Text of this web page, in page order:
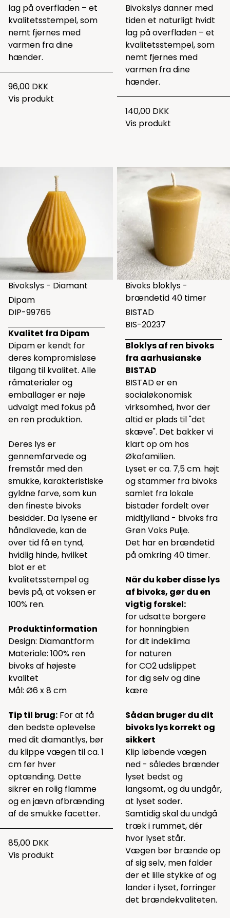
lag på overfladen – et
kvalitetsstempel, som
nemt fjernes med
varmen fra dine
hænder.
96,00 DKK
Vis produkt
Bivokslys danner med
tiden et naturligt hvidt
lag på overfladen – et
kvalitetsstempel, som
nemt fjernes med
varmen fra dine
hænder.
140,00 DKK
Vis produkt
Bivokslys - Diamant
Dipam
DIP-99765
Kvalitet fra Dipam
Dipam er kendt for
deres kompromisløse
tilgang til kvalitet. Alle
råmaterialer og
emballager er nøje
udvalgt med fokus på
en ren produktion.
Deres lys er
gennemfarvede og
fremstår med den
smukke, karakteristiske
gyldne farve, som kun
den fineste bivoks
besidder. Da lysene er
håndlavede, kan de
over tid få en tynd,
hvidlig hinde, hvilket
blot er et
kvalitetsstempel og
bevis på, at voksen er
100% ren.
Produktinformation
Design: Diamantform
Materiale: 100% ren
bivoks af højeste
kvalitet
Mål: Ø6 x 8 cm
Tip til brug: For at få
den bedste oplevelse
med dit diamantlys, bør
du klippe vægen til ca. 1
cm før hver
optænding. Dette
sikrer en rolig flamme
og en jævn afbrænding
af de smukke facetter.
85,00 DKK
Vis produkt
Bivoks bloklys -
brændetid 40 timer
BISTAD
BIS-20237
Bloklys af ren bivoks
fra aarhusianske
BISTAD
BISTAD er en
socialøkonomisk
virksomhed, hvor der
altid er plads til "det
skæve". Det bakker vi
klart op om hos
Økofamilien.
Lyset er ca. 7,5 cm. højt
og stammer fra bivoks
samlet fra lokale
bistader fordelt over
midtjylland - bivoks fra
Grøn Voks Pulje.
Det har en brændetid
på omkring 40 timer.
Når du køber disse lys
af bivoks, gør du en
vigtig forskel:
for udsatte borgere
for honningbien
for dit indeklima
for naturen
for CO2 udslippet
for dig selv og dine
kære
Sådan bruger du dit
bivoks lys korrekt og
sikkert
Klip løbende vægen
ned - således brænder
lyset bedst og
langsomt, og du undgår,
at lyset soder.
Samtidig skal du undgå
træk i rummet, dér
hvor lyset står.
Vægen bør brænde op
af sig selv, men falder
der et lille stykke af og
lander i lyset, forringer
det brændekvaliteten.